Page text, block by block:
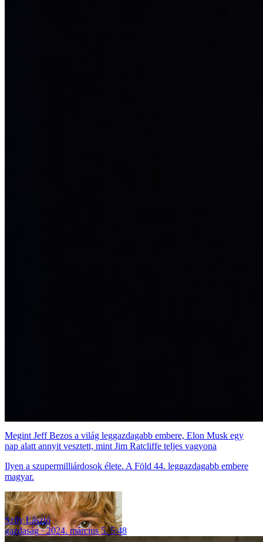
Megint Jeff Bezos a világ leggazdagabb embere, Elon Musk egy
nap alatt annyit vesztett, mint Jim Ratcliffe teljes vagyona
Ilyen a szupermilliárdosok élete. A Föld 44. leggazdagabb embere
magyar.
Szily László
gazdaság
2024. március 5. 5:48